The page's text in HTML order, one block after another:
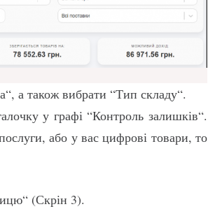
а також вибрати “Тип складу“.
у графі “Контроль залишків“.
або у вас цифрові товари, то
(Скрін 3).